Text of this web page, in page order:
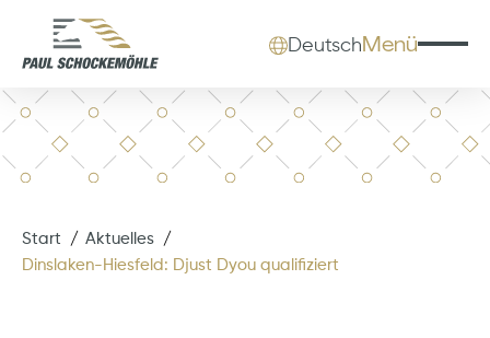
DeutschMenü
Start
Aktuelles
Dinslaken-Hiesfeld: Djust Dyou qualifiziert